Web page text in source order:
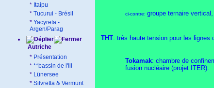
* Itaipu
* Tucurui - Brésil
* Yacyreta -
Argen/Parag
Autriche
* Présentation
* **bassin de l'Ill
* Lünersee
* Silvretta & Vermunt
ci-contre: groupe ternaire
THT: très haute tension pour les lignes
Tokamak: chambre de
fusion nucléaire (projet ITER).